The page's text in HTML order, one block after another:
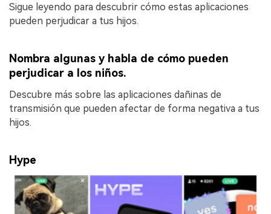
Sigue leyendo para descubrir cómo estas aplicaciones
pueden perjudicar a tus hijos.
Nombra algunas y habla de cómo pueden
perjudicar a los niños.
Descubre más sobre las aplicaciones dañinas de
transmisión que pueden afectar de forma negativa a tus
hijos.
Hype